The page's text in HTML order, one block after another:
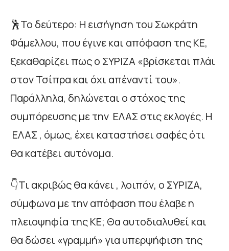
🕺Το δεύτερο: Η εισήγηση του Σωκράτη
Φάμελλου, που έγινε και απόφαση της ΚΕ,
ξεκαθαρίζει πως ο ΣΥΡΙΖΑ «βρίσκεται πλάι
στον Τσίπρα και όχι απέναντί του».
Παράλληλα, δηλώνεται ο στόχος της
συμπόρευσης με την ΕΛΑΣ στις εκλογές. Η
ΕΛΑΣ , όμως, έχει καταστήσει σαφές ότι
θα κατέβει αυτόνομα.
👇Τι ακριβώς θα κάνει , λοιπόν, ο ΣΥΡΙΖΑ,
σύμφωνα με την απόφαση που έλαβε η
πλειοψηφία της ΚΕ; Θα αυτοδιαλυθεί και
θα δώσει «γραμμή» για υπερψήφιση της